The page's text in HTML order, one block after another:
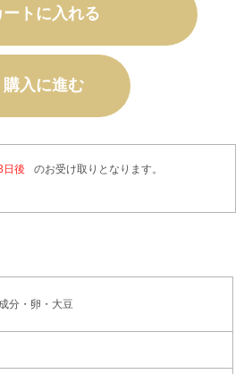
ートに入れる
購入に進む
日後 のお受け取りとなります。
分・卵・大豆